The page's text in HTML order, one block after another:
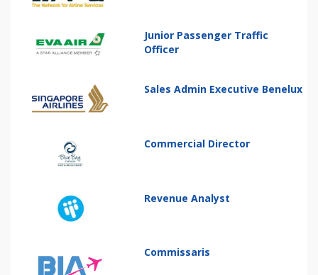
Junior Passenger Traffic
Officer
Sales Admin Executive Benelux
Commercial Director
Revenue Analyst
Commissaris